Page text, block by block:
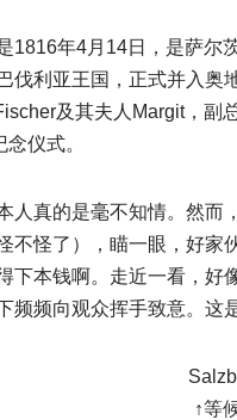
1816年4月14日，是萨尔
伐利亚王国，正式并入奥
及其夫人Margit，副
仪式。
人真的是毫不知情。然而
不怪了），瞄一眼，好
下本钱啊。走近一看，
频频向观众挥手致意。这
↑等